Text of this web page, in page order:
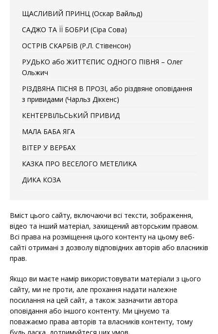
ЩАСЛИВИЙ ПРИНЦ (Оскар Вайльд)
САДЖО ТА ЇЇ БОБРИ (Сіра Сова)
ОСТРІВ СКАРБІВ (Р.Л. Стівенсон)
РУДЬКО або ЖИТТЄПИС ОДНОГО ПІВНЯ – Олег
Ольжич
РІЗДВЯНА ПІСНЯ В ПРОЗІ, або різдвяне оповідання
з привидами (Чарльз Діккенс)
КЕНТЕРВІЛЬСЬКИЙ ПРИВИД
МАЛА БАБА ЯГА
ВІТЕР У ВЕРБАХ
КАЗКА ПРО ВЕСЕЛОГО МЕТЕЛИКА
ДИКА КОЗА
Вміст цього сайту, включаючи всі тексти, зображення,
відео та інший матеріал, захищений авторським правом.
Всі права на розміщення цього контенту на цьому веб-
сайті отримані з дозволу відповідних авторів або власників
прав.
Якщо ви маєте намір використовувати матеріали з цього
сайту, ми не проти, але прохання надати належне
посилання на цей сайт, а також зазначити автора
оповідання або іншого контенту. Ми цінуємо та
поважаємо права авторів та власників контенту, тому
будь ласка, дотримуйтеся цих умов.